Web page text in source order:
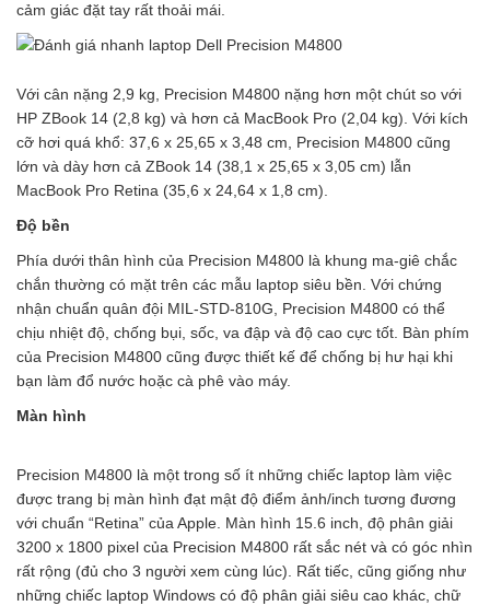
cảm giác đặt tay rất thoải mái.
Với cân nặng 2,9 kg, Precision M4800 nặng hơn một chút so với
HP ZBook 14 (2,8 kg) và hơn cả MacBook Pro (2,04 kg). Với kích
cỡ hơi quá khổ: 37,6 x 25,65 x 3,48 cm, Precision M4800 cũng
lớn và dày hơn cả ZBook 14 (38,1 x 25,65 x 3,05 cm) lẫn
MacBook Pro Retina (35,6 x 24,64 x 1,8 cm).
Độ bền
Phía dưới thân hình của Precision M4800 là khung ma-giê chắc
chắn thường có mặt trên các mẫu laptop siêu bền. Với chứng
nhận chuẩn quân đội MIL-STD-810G, Precision M4800 có thể
chịu nhiệt độ, chống bụi, sốc, va đập và độ cao cực tốt. Bàn phím
của Precision M4800 cũng được thiết kế để chống bị hư hại khi
bạn làm đổ nước hoặc cà phê vào máy.
Màn hình
Precision M4800 là một trong số ít những chiếc laptop làm việc
được trang bị màn hình đạt mật độ điểm ảnh/inch tương đương
với chuẩn “Retina” của Apple. Màn hình 15.6 inch, độ phân giải
3200 x 1800 pixel của Precision M4800 rất sắc nét và có góc nhìn
rất rộng (đủ cho 3 người xem cùng lúc). Rất tiếc, cũng giống như
những chiếc laptop Windows có độ phân giải siêu cao khác, chữ